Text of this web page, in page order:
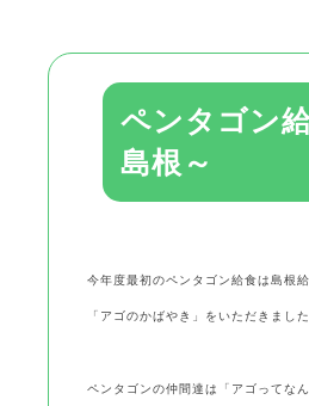
ペンタゴン
島根～
今年度最初のペンタゴン給食は島根給
「アゴのかばやき」をいただきました
ペンタゴンの仲間達は「アゴってな